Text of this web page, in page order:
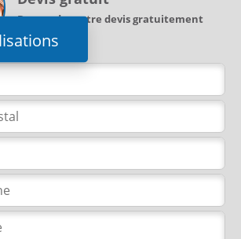
Demandez votre devis gratuitement